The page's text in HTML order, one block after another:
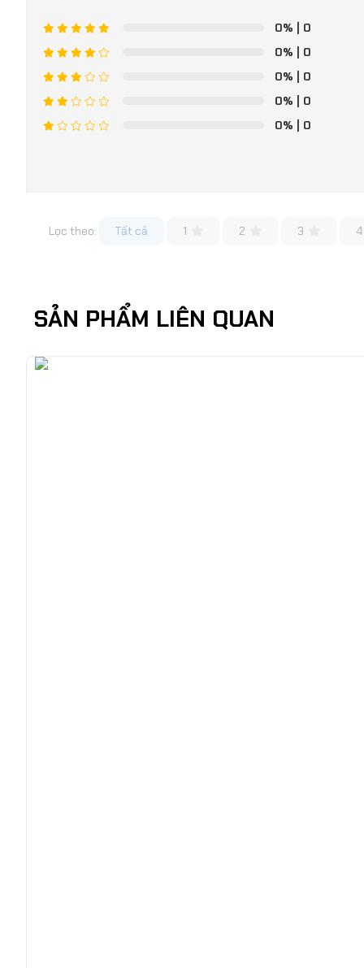
0% | 0
0% | 0
0% | 0
0% | 0
0% | 0
Lọc theo: Tất cả 1 2 3 4
SẢN PHẨM LIÊN QUAN